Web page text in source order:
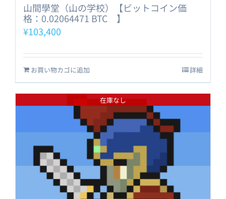
山間學堂（山の学校）【ビットコイン価
格：0.02064471 BTC 】
¥103,400
お買い物カゴに追加 詳細
在庫なし